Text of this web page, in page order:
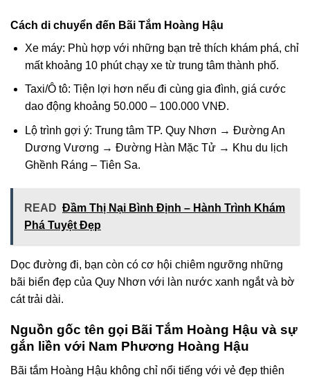
Cách di chuyển đến Bãi Tắm Hoàng Hậu
Xe máy: Phù hợp với những bạn trẻ thích khám phá, chỉ
mất khoảng 10 phút chạy xe từ trung tâm thành phố.
Taxi/Ô tô: Tiện lợi hơn nếu đi cùng gia đình, giá cước
dao động khoảng 50.000 – 100.000 VNĐ.
Lộ trình gợi ý: Trung tâm TP. Quy Nhơn → Đường An
Dương Vương → Đường Hàn Mặc Tử → Khu du lịch
Ghềnh Ráng – Tiên Sa.
READ Đầm Thị Nại Bình Định – Hành Trình Khám
Phá Tuyệt Đẹp
Dọc đường đi, bạn còn có cơ hội chiêm ngưỡng những
bãi biển đẹp của Quy Nhơn với làn nước xanh ngắt và bờ
cát trải dài.
Nguồn gốc tên gọi Bãi Tắm Hoàng Hậu và sự
gắn liền với Nam Phương Hoàng Hậu
Bãi tắm Hoàng Hậu không chỉ nổi tiếng với vẻ đẹp thiên